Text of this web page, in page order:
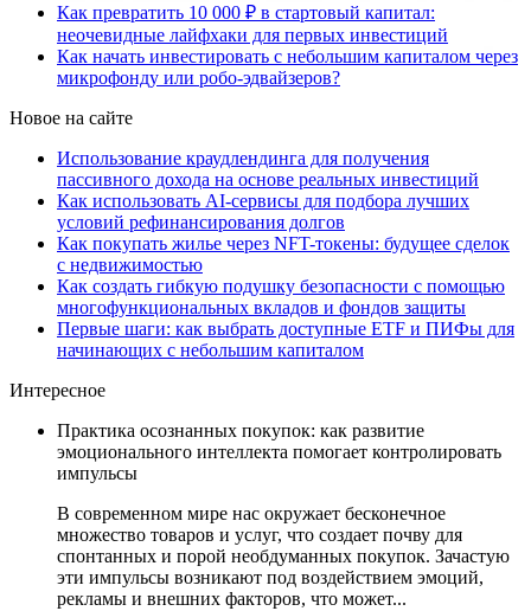
Как превратить 10 000 ₽ в стартовый капитал:
неочевидные лайфхаки для первых инвестиций
Как начать инвестировать с небольшим капиталом через
микрофонду или робо-эдвайзеров?
Новое на сайте
Использование краудлендинга для получения
пассивного дохода на основе реальных инвестиций
Как использовать AI-сервисы для подбора лучших
условий рефинансирования долгов
Как покупать жилье через NFT-токены: будущее сделок
с недвижимостью
Как создать гибкую подушку безопасности с помощью
многофункциональных вкладов и фондов защиты
Первые шаги: как выбрать доступные ETF и ПИФы для
начинающих с небольшим капиталом
Интересное
Практика осознанных покупок: как развитие
эмоционального интеллекта помогает контролировать
импульсы
В современном мире нас окружает бесконечное
множество товаров и услуг, что создает почву для
спонтанных и порой необдуманных покупок. Зачастую
эти импульсы возникают под воздействием эмоций,
рекламы и внешних факторов, что может...